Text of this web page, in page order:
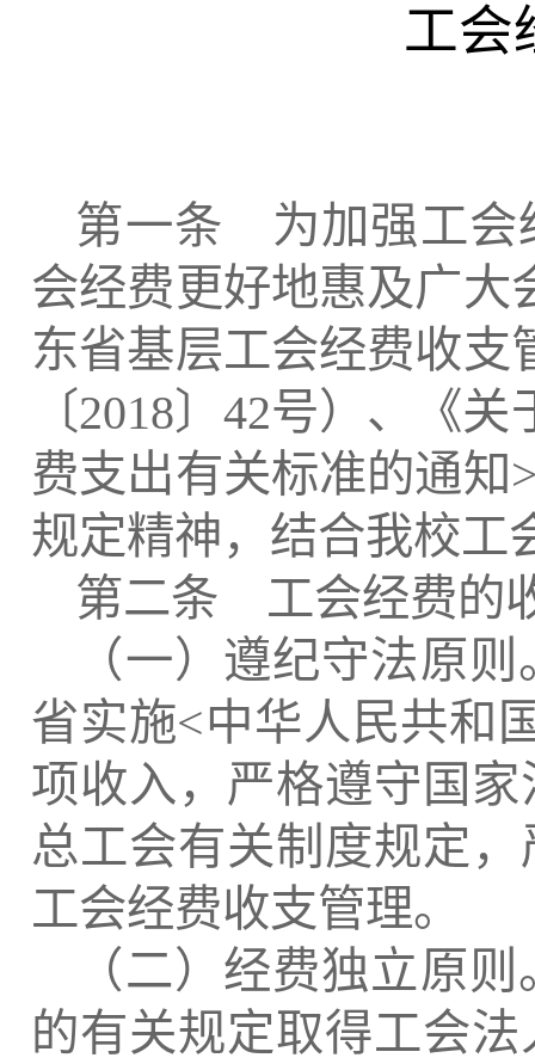
工会
第一条 为加强工会
会经费更好地惠及广大
东省基层工会经费收支
〔2018〕 42号）、《关
费支出有关标准的通知
规定精神，结合我校工
第二条 工会经费的
（一）遵纪守法原
省实施<中华人民共和
项收入，严格遵守国
总工会有关制度规定
工会经费收支管理。
（二）经费独立原
的有关规定取得工会